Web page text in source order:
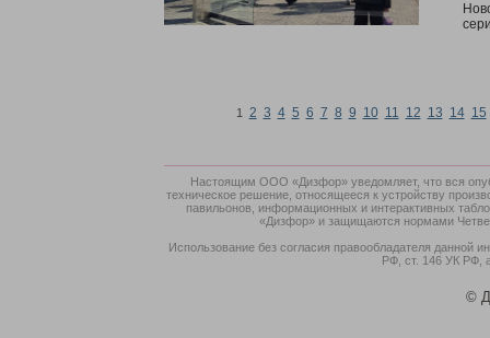
1 2 3 4 5 6 7 8 9 10 11 12 13 14 15
Настоящим ООО «Дизфор» уведомляет, что вся
техническое решение, относящееся к устройству
павильонов, информационных и интерактивных
«Дизфор» и защищаются нормами
Использование без согласия правообладателя данной
РФ, ст. 146 УК РФ,
©